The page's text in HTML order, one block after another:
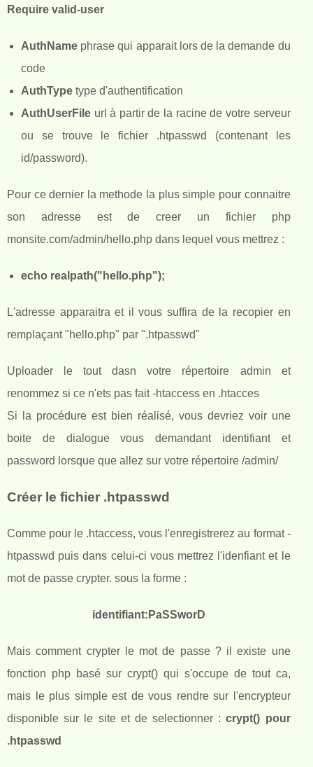
Require valid-user
AuthName phrase qui apparait lors de la demande du
code
AuthType type d'authentification
AuthUserFile url à partir de la racine de votre serveur
ou se trouve le fichier .htpasswd (contenant les
id/password).
Pour ce dernier la methode la plus simple pour connaitre
son adresse est de creer un fichier php
monsite.com/admin/hello.php dans lequel vous mettrez :
echo realpath("hello.php");
L'adresse apparaitra et il vous suffira de la recopier en
remplaçant "hello.php" par ".htpasswd"
Uploader le tout dasn votre répertoire admin et
renommez si ce n'ets pas fait -htaccess en .htacces
Si la procédure est bien réalisé, vous devriez voir une
boite de dialogue vous demandant identifiant et
password lorsque que allez sur votre répertoire /admin/
Créer le fichier .htpasswd
Comme pour le .htaccess, vous l'enregistrerez au format -
htpasswd puis dans celui-ci vous mettrez l'idenfiant et le
mot de passe crypter. sous la forme :
identifiant:PaSSworD
Mais comment crypter le mot de passe ? il existe une
fonction php basé sur crypt() qui s'occupe de tout ca,
mais le plus simple est de vous rendre sur l'encrypteur
disponible sur le site et de selectionner :crypt() pour
.htpasswd